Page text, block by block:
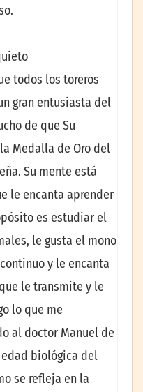
todos los toreros
gran entusiasta del
de que Su
Medalla de Oro del
Su mente está
le encanta aprender
es estudiar el
le gusta el mono
y le encanta
le transmite y le
lo que me
al doctor Manuel de
biológica del
se refleja en la